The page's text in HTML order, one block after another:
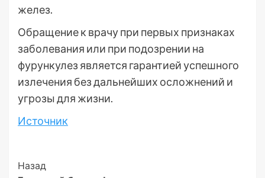
желез.
Обращение к врачу при первых признаках
заболевания или при подозрении на
фурункулез является гарантией успешного
излечения без дальнейших осложнений и
угрозы для жизни.
Источник
Post
Назад